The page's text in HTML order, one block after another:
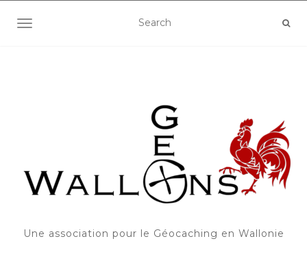
OUVRIR/FERMER LA NAVIGATION
Une association pour le Géocaching en Wallonie